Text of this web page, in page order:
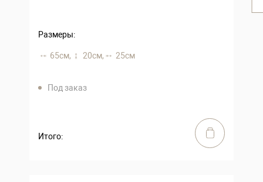
Размеры:
65 см, 20 см, 25 см
Под заказ
Итого: